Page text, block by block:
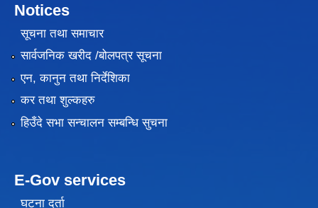
Notices
सूचना तथा समाचार
सार्वजनिक खरीद /बोलपत्र सूचना
एन, कानुन तथा निर्देशिका
कर तथा शुल्कहरु
हिउँदे सभा सन्चालन सम्बन्धि सुचना
E-Gov services
घटना दर्ता